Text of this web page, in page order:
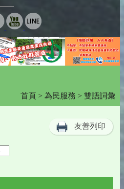
首頁 > 為民服務 > 雙語詞彙
友善列印